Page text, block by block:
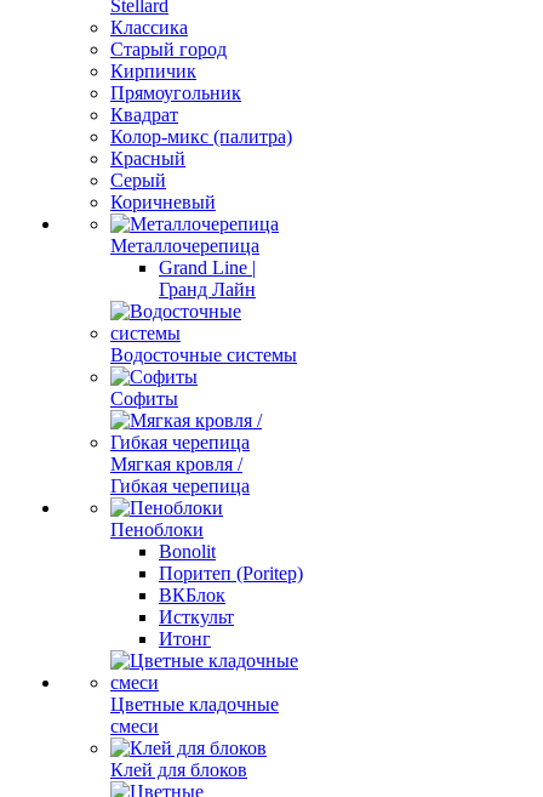
Stellard
Классика
Старый город
Кирпичик
Прямоугольник
Квадрат
Колор-микс (палитра)
Красный
Серый
Коричневый
Металлочерепица
Grand Line |
Гранд Лайн
Водосточные системы
Софиты
Мягкая кровля /
Гибкая черепица
Пеноблоки
Bonolit
Поритеп (Poritep)
ВКБлок
Исткульт
Итонг
Цветные кладочные
смеси
Клей для блоков